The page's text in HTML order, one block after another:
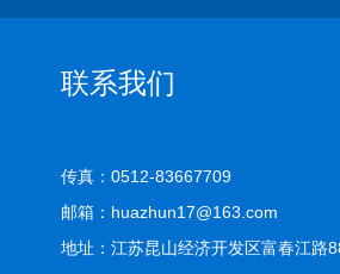
联系我们
传真：0512-83667709
邮箱：huazhun17@163.com
地址：江苏昆山经济开发区富春江路